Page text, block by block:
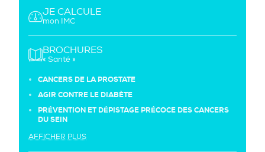
JE CALCULE
mon IMC
BROCHURES
« Santé »
CANCERS DE LA PROSTATE
AGIR CONTRE LE DIABÈTE
PRÉVENTION ET DÉPISTAGE PRÉCOCE DES CANCERS
DU SEIN
AFFICHER PLUS